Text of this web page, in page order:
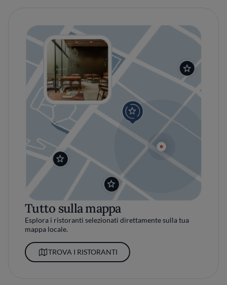
Tutto sulla mappa
Esplora i ristoranti selezionati direttamente sulla tua
mappa locale.
TROVA I RISTORANTI